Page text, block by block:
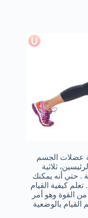
عضلات الجسم
ثلاثية
. حتي أنه يمكنك
كيفية القيام
القوة وهو أمر
بالوضعية